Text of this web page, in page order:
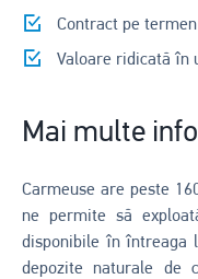
Contract pe
Valoare ridicată în
Mai multe
Carmeuse are peste
ne permite să
disponibile în întreaga
depozite naturale de